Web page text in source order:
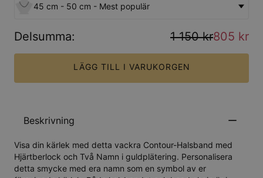
45 cm - 50 cm - Mest populär
Delsumma: 1 150 kr805 kr
LÄGG TILL I VARUKORGEN
Beskrivning
Visa din kärlek med detta vackra Contour-Halsband med
Hjärtberlock och Två Namn i guldplätering. Personalisera
detta smycke med era namn som en symbol av er